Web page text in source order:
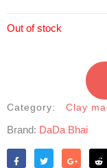
Out of stock
Category: Clay
Brand: DaDa Bhai